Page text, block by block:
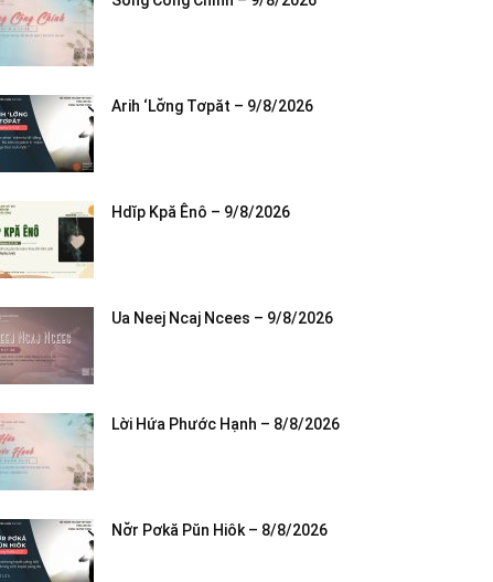
Arih ‘Lơ̆ng Tơpăt – 9/8/2026
Hdĭp Kpă Ênô – 9/8/2026
Ua Neej Ncaj Ncees – 9/8/2026
Lời Hứa Phước Hạnh – 8/8/2026
Nơ̆r Pơkă Pŭn Hiôk – 8/8/2026